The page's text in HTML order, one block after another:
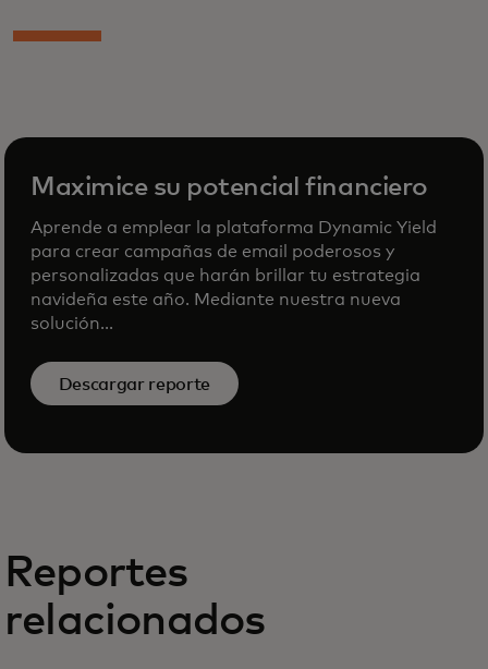
Maximice su potencial financiero
Aprende a emplear la plataforma Dynamic Yield
para crear campañas de email poderosos y
personalizadas que harán brillar tu estrategia
navideña este año. Mediante nuestra nueva
solución...
Descargar reporte
Reportes
relacionados